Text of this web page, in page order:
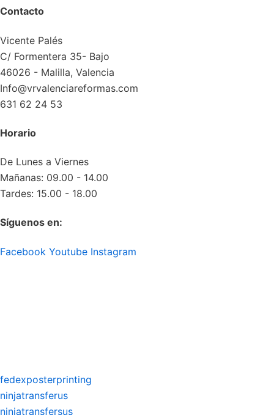
Contacto
Vicente Palés
C/ Formentera 35- Bajo
46026 - Malilla, Valencia
Info@vrvalenciareformas.com
631 62 24 53
Horario
De Lunes a Viernes
Mañanas: 09.00 - 14.00
Tardes: 15.00 - 18.00
Síguenos en:
Facebook Youtube Instagram
fedexposterprinting
ninjatransferus
ninjatransfersus